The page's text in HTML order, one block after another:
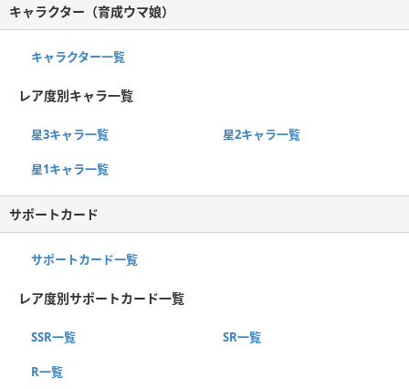
キャラクター（育成ウマ娘）
キャラクター一覧
レア度別キャラ一覧
星3キャラ一覧 星2キャラ一覧
星1キャラ一覧
サポートカード
サポートカード一覧
レア度別サポートカード一覧
SSR一覧 SR一覧
R一覧